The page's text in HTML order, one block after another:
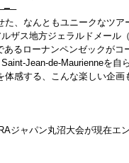
、なんともユニークなツア
ザス地方ジェラルドメー
るローナンペンゼックが
Jean-de-Maurienneを
感する、こんな楽しい企
ジャパン丸沼大会が現在